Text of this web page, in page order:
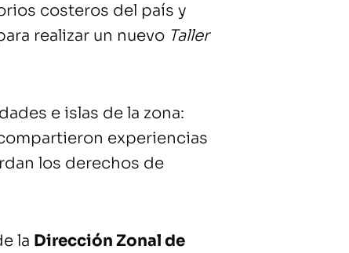
costeros del país y
realizar un nuevo Taller
e islas de la zona:
experiencias
los derechos de
la Dirección Zonal de